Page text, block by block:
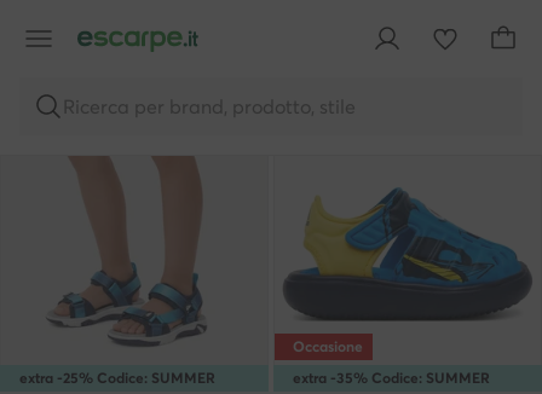
Ricerca per brand, prodotto, stile
extra -25% Codice: SUMMER extra -35% Codice: SUMMER
Occasione